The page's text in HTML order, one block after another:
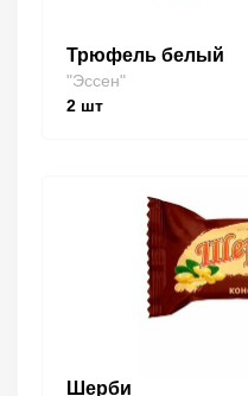
Трюфель белый
"Эссен"
2 шт
Шерби